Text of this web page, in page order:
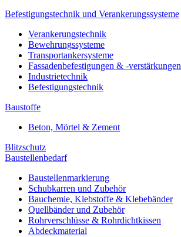
Befestigungstechnik und Verankerungssysteme
Verankerungstechnik
Bewehrungssysteme
Transportankersysteme
Fassadenbefestigungen & -verstärkungen
Industrietechnik
Befestigungstechnik
Baustoffe
Beton, Mörtel & Zement
Blitzschutz
Baustellenbedarf
Baustellenmarkierung
Schubkarren und Zubehör
Bauchemie, Klebstoffe & Klebebänder
Quellbänder und Zubehör
Rohrverschlüsse & Rohrdichtkissen
Abdeckmaterial